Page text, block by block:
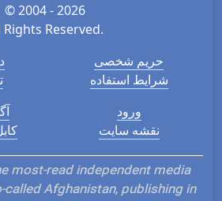
© 2004 - 2026
Rights Reserved.
حریم شخصی
شرایط استفاده
ورود
نقشه سایت
most-read independent media
Afghanistan, publishing in